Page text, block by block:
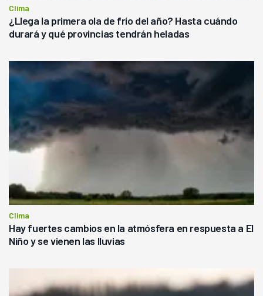
Clima
¿Llega la primera ola de frío del año? Hasta cuándo
durará y qué provincias tendrán heladas
Clima
Hay fuertes cambios en la atmósfera en respuesta a El
Niño y se vienen las lluvias